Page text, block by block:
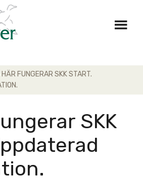
FUNGERAR SKK START.
SKK